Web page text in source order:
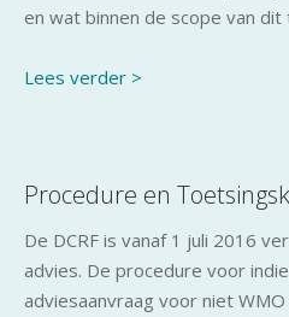
en wat binnen de scope van
Lees verder >
Procedure en
De DCRF is vanaf 1 juli 2016
advies. De procedure voor
adviesaanvraag voor niet